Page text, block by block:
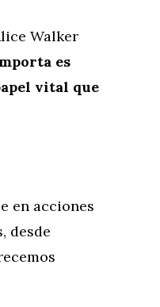
Walker
es
vital que
en acciones
desde